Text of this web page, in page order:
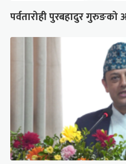
पर्वतारोही पुरबहादुर गुरुङको